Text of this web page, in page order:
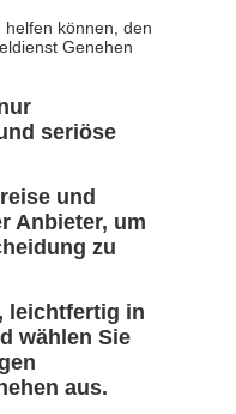
helfen können, den
Genehen
seriöse
und
Anbieter, um
zu
leichtfertig in
wählen Sie
aus.